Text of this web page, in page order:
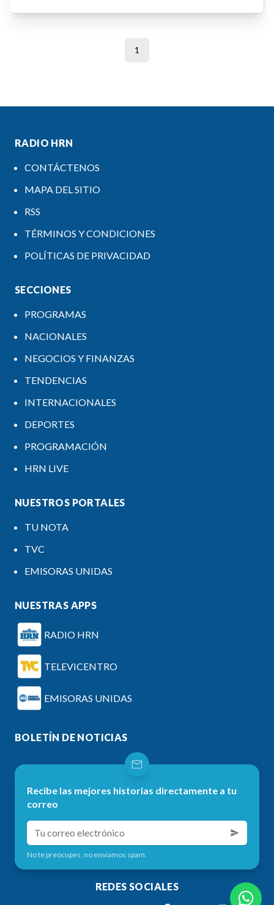
1
RADIO HRN
CONTÁCTENOS
MAPA DEL SITIO
RSS
TÉRMINOS Y CONDICIONES
POLÍTICAS DE PRIVACIDAD
SECCIONES
PROGRAMAS
NACIONALES
NEGOCIOS Y FINANZAS
TENDENCIAS
INTERNACIONALES
DEPORTES
PROGRAMACIÓN
HRN LIVE
NUESTROS PORTALES
TU NOTA
TVC
EMISORAS UNIDAS
NUESTRAS APPS
RADIO HRN
TELEVICENTRO
EMISORAS UNIDAS
BOLETÍN DE NOTICIAS
Recibe las mejores historias directamente a tu
correo
No te preocupes, no enviamos spam.
REDES SOCIALES